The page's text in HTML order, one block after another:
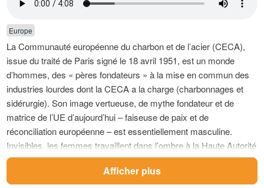
Europe
La Communauté européenne du charbon et de l’acier (CECA),
issue du traité de Paris signé le 18 avril 1951, est un monde
d’hommes, des « pères fondateurs » à la mise en commun des
industries lourdes dont la CECA a la charge (charbonnages et
sidérurgie). Son image vertueuse, de mythe fondateur et de
matrice de l’UE d’aujourd’hui – faiseuse de paix et de
réconciliation européenne – est essentiellement masculine.
Invisibles, les femmes travaillent dans l’ombre à la Haute Autorité
de la CECA et dans les autres institutions qui se mettent en place
dans les années 1950. Elles exercent surtout des activités de «
Afficher plus